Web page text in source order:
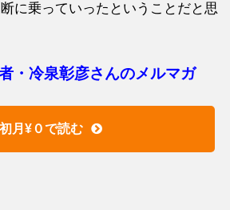
に乗っていったということだと思
・冷泉彰彦さんのメルマガ
初月¥０で読む